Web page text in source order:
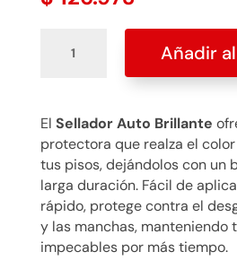
litros
$
126.973
cantidad
Añadir
El Sellador Auto Brillante
protectora que realza el
tus pisos, dejándolos con un
larga duración. Fácil de
rápido, protege contra el
y las manchas, manteniendo
impecables por más tiempo.